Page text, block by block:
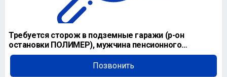
Требуется сторож в подземные гаражи (р-он
остановки ПОЛИМЕР), мужчина пенсионного
возраста, не злоуп
Позвонить